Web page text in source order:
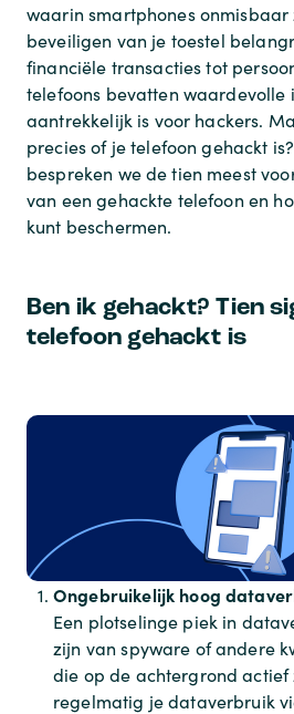
waarin smartphones
beveiligen van je toestel
financiële transacties tot
telefoons bevatten waardevolle
aantrekkelijk is voor hackers.
precies of je telefoon gehackt
bespreken we de tien meest
van een gehackte telefoon en
kunt beschermen.
Ben ik gehackt? Tien
telefoon gehackt is
Ongebruikelijk hoog
Een plotselinge piek in
zijn van spyware of andere
die op de achtergrond actief
regelmatig je dataverbruik